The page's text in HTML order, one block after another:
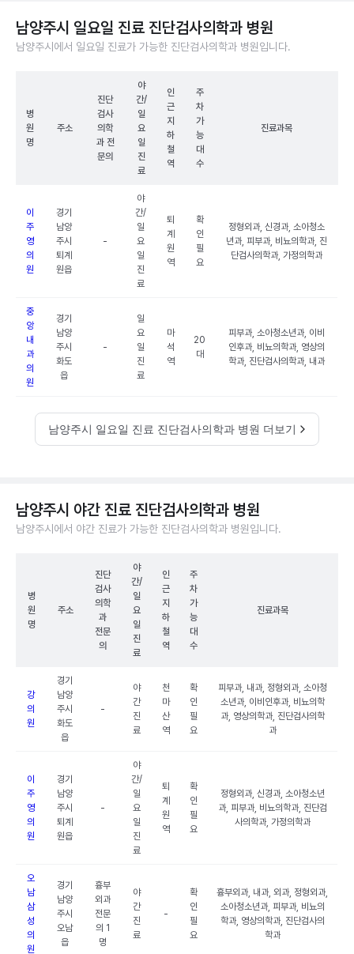
남양주시 일요일 진료 진단검사의학과 병원
남양주시에서 일요일 진료가 가능한 진단검사의학과 병원입니다.
병
원
명
주소
진단
검사
의학
과 전
문의
야
간/
일
요
일
진
료
인
근
지
하
철
역
주
차
가
능
대
수
진료과목
이
주
영
의
원
경기
남양
주시
퇴계
원읍
-
야
간/
일
요
일
진
료
퇴
계
원
역
확
인
필
요
정형외과, 신경과, 소아청소
년과, 피부과, 비뇨의학과, 진
단검사의학과, 가정의학과
중
앙
내
과
의
원
경기
남양
주시
화도
읍
-
일
요
일
진
료
마
석
역
20
대
피부과, 소아청소년과, 이비
인후과, 비뇨의학과, 영상의
학과, 진단검사의학과, 내과
남양주시 일요일 진료 진단검사의학과 병원 더보기
남양주시 야간 진료 진단검사의학과 병원
남양주시에서 야간 진료가 가능한 진단검사의학과 병원입니다.
병
원
명
주소
진단
검사
의학
과
전문
의
야
간/
일
요
일
진
료
인
근
지
하
철
역
주
차
가
능
대
수
진료과목
강
의
원
경기
남양
주시
화도
읍
-
야
간
진
료
천
마
산
역
확
인
필
요
피부과, 내과, 정형외과, 소아청
소년과, 이비인후과, 비뇨의학
과, 영상의학과, 진단검사의학
과
이
주
영
의
원
경기
남양
주시
퇴계
원읍
-
야
간/
일
요
일
진
료
퇴
계
원
역
확
인
필
요
정형외과, 신경과, 소아청소년
과, 피부과, 비뇨의학과, 진단검
사의학과, 가정의학과
오
남
삼
성
의
원
경기
남양
주시
오남
읍
흉부
외과
전문
의 1
명
야
간
진
료
-
확
인
필
요
흉부외과, 내과, 외과, 정형외과,
소아청소년과, 피부과, 비뇨의
학과, 영상의학과, 진단검사의
학과